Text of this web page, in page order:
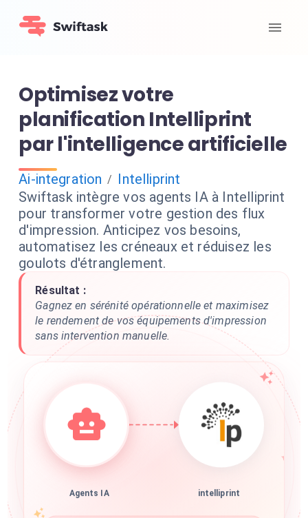
Optimisez votre
planification Intelliprint
par l'intelligence artificielle
Ai-integration / Intelliprint
Swiftask intègre vos agents IA à Intelliprint
pour transformer votre gestion des flux
d'impression. Anticipez vos besoins,
automatisez les créneaux et réduisez les
goulots d'étranglement.
Résultat :
Gagnez en sérénité opérationnelle et maximisez
le rendement de vos équipements d'impression
sans intervention manuelle.
Agents IA intelliprint